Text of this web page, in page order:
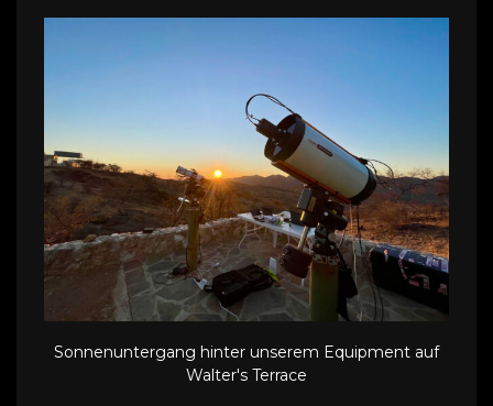
Sonnenuntergang hinter unserem Equipment auf
Walter's Terrace